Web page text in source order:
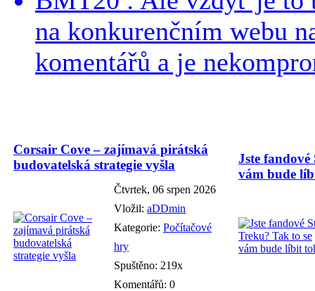
na konkurenčním webu
komentářů a je
Corsair Cove – zajímavá pirátská
budovatelská strategie vyšla
Čtvrtek, 06 srpen 2026
Vložil: aDDmin
Kategorie: Počítačové
hry
Spuštěno: 219x
Komentářů: 0
Jste
vám bude